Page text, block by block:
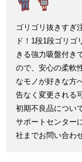
ゴリゴリ抜きすぎ
ド！1段1段ゴリゴ
きる強力吸盤付き
ので、安心の柔軟
なモノが好きな方
告なく変更される
初期不良品につい
サポートセンター
社までお問い合わ